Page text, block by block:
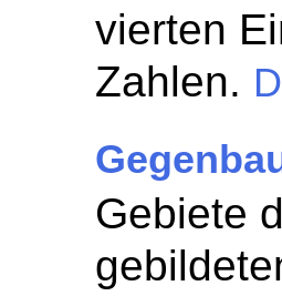
vierten
Zahlen.
Gebiete